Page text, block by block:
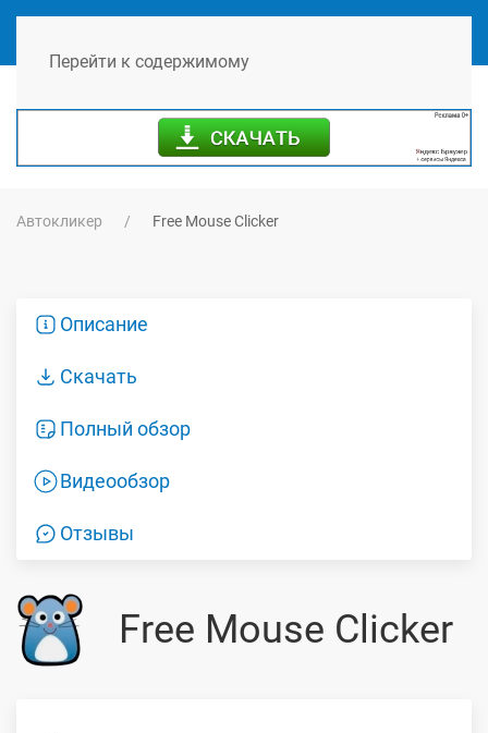
Перейти к содержимому
Автокликер Free Mouse Clicker
Описание
Скачать
Полный обзор
Видеообзор
Отзывы
Free Mouse Clicker